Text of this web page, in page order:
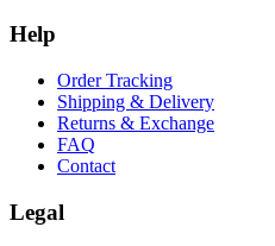
Help
Order Tracking
Shipping & Delivery
Returns & Exchange
FAQ
Contact
Legal